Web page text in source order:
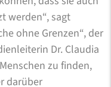
werden“, sagt
ohne Grenzen“, der
Dr. Claudia
zu finden,
darüber